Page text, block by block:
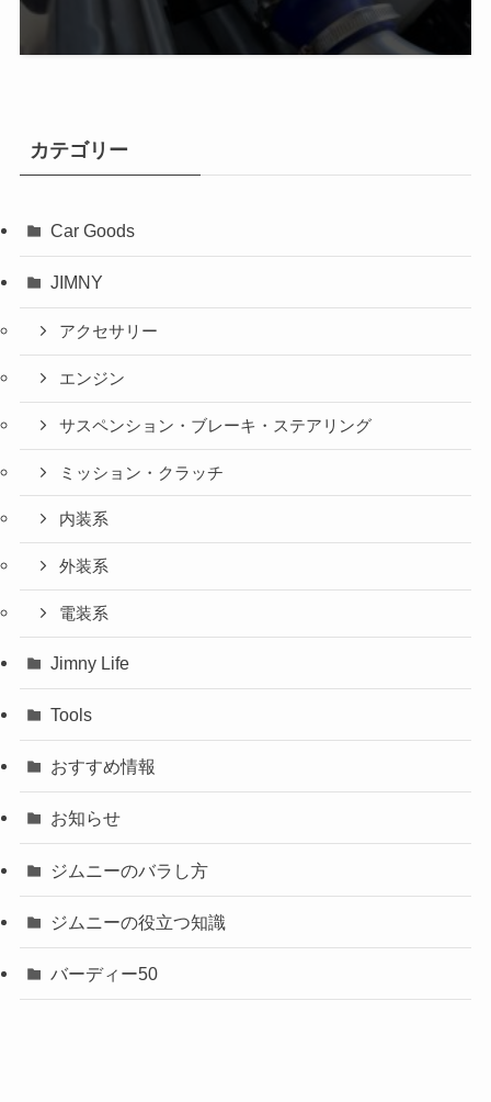
カテゴリー
Car Goods
JIMNY
アクセサリー
エンジン
サスペンション・ブレーキ・ステアリング
ミッション・クラッチ
内装系
外装系
電装系
Jimny Life
Tools
おすすめ情報
お知らせ
ジムニーのバラし方
ジムニーの役立つ知識
バーディー50